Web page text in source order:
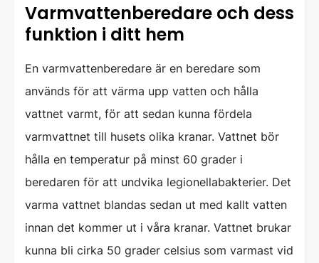
Varmvattenberedare och dess
funktion i ditt hem
En varmvattenberedare är en beredare som
används för att värma upp vatten och hålla
vattnet varmt, för att sedan kunna fördela
varmvattnet till husets olika kranar. Vattnet bör
hålla en temperatur på minst 60 grader i
beredaren för att undvika legionellabakterier. Det
varma vattnet blandas sedan ut med kallt vatten
innan det kommer ut i våra kranar. Vattnet brukar
kunna bli cirka 50 grader celsius som varmast vid